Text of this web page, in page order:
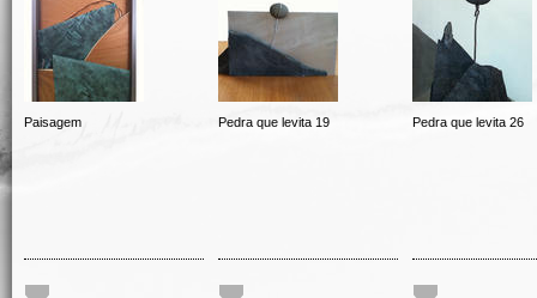
Paisagem Pedra que levita 19 Pedra que levita 26